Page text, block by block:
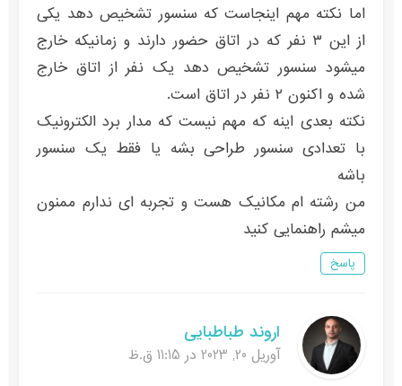
اما نکته مهم اینجاست که سنسور تشخیص دهد یکی
از این ۳ نفر که در اتاق حضور دارند و زمانیکه خارج
میشود سنسور تشخیص دهد یک نفر از اتاق خارج
شده و اکنون ۲ نفر در اتاق است.
نکته بعدی اینه که مهم نیست که مدار برد الکترونیک
با تعدادی سنسور طراحی بشه یا فقط یک سنسور
باشه
من رشته ام مکانیک هست و تجربه ای ندارم ممنون
میشم راهنمایی کنید
پاسخ
اروند طباطبایی
آوریل 20, 2023 در 11:15 ق.ظ